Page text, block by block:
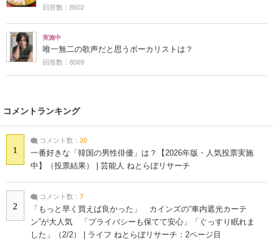
回答数：8502
実施中
唯一無二の歌声だと思うボーカリストは？
回答数：8069
コメントランキング
1
コメント数： 20
一番好きな「韓国の男性俳優」は？【2026年版・人気投票実施
中】（投票結果） | 芸能人 ねとらぼリサーチ
2
コメント数： 7
「もっと早く買えば良かった」 カインズの“車内遮光カーテ
ン”が大人気 「プライバシーも保てて安心」「ぐっすり眠れま
した」（2/2） | ライフ ねとらぼリサーチ：2ページ目